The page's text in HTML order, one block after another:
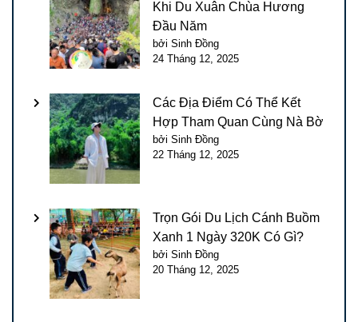
Khi Du Xuân Chùa Hương
Đầu Năm
bởi Sinh Đồng
24 Tháng 12, 2025
Các Địa Điểm Có Thể Kết
Hợp Tham Quan Cùng Nà Bờ
bởi Sinh Đồng
22 Tháng 12, 2025
Trọn Gói Du Lịch Cánh Buồm
Xanh 1 Ngày 320K Có Gì?
bởi Sinh Đồng
20 Tháng 12, 2025